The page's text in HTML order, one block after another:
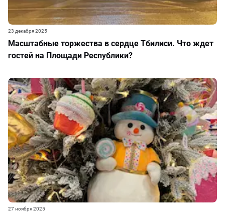
Масштабные торжества в сердце Тбилиси. Что ждет
гостей на Площади Республики?
23 декабря 2025
27 ноября 2025